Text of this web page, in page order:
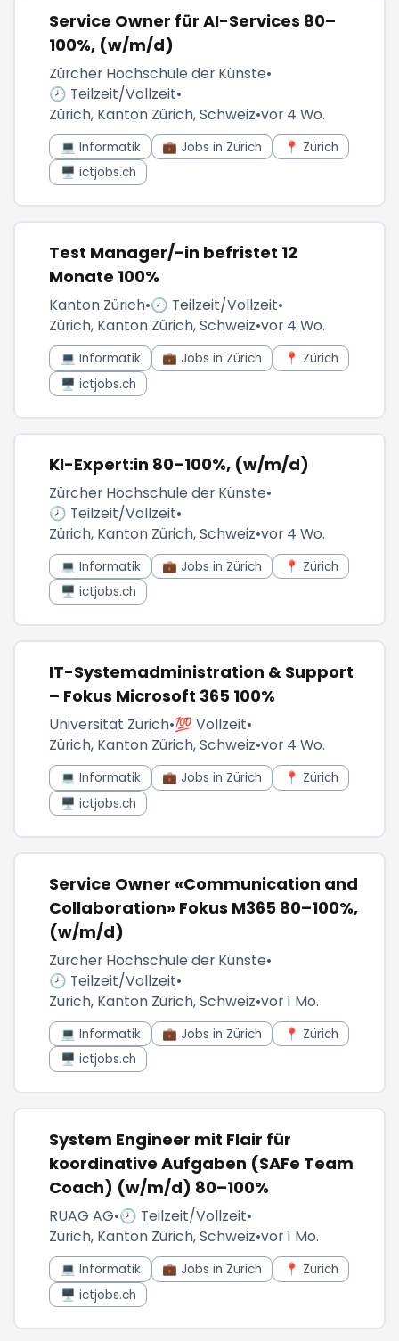
Service Owner für AI-Services 80–
100%, (w/m/d)
Zürcher Hochschule der Künste•
🕗 Teilzeit/Vollzeit•
Zürich, Kanton Zürich, Schweiz•vor 4 Wo.
💻 Informatik 💼 Jobs in Zürich
📍 Zürich
🖥️ ictjobs.ch
Test Manager/-in befristet 12
Monate 100%
Kanton Zürich•🕗 Teilzeit/Vollzeit•
Zürich, Kanton Zürich, Schweiz•vor 4 Wo.
💻 Informatik 💼 Jobs in Zürich
📍 Zürich
🖥️ ictjobs.ch
KI-Expert:in 80–100%, (w/m/d)
Zürcher Hochschule der Künste•
🕗 Teilzeit/Vollzeit•
Zürich, Kanton Zürich, Schweiz•vor 4 Wo.
💻 Informatik 💼 Jobs in Zürich
📍 Zürich
🖥️ ictjobs.ch
IT-Systemadministration & Support
– Fokus Microsoft 365 100%
Universität Zürich•💯 Vollzeit•
Zürich, Kanton Zürich, Schweiz•vor 4 Wo.
💻 Informatik 💼 Jobs in Zürich
📍 Zürich
🖥️ ictjobs.ch
Service Owner «Communication and
Collaboration» Fokus M365 80–100%,
(w/m/d)
Zürcher Hochschule der Künste•
🕗 Teilzeit/Vollzeit•
Zürich, Kanton Zürich, Schweiz•vor 1 Mo.
💻 Informatik 💼 Jobs in Zürich
📍 Zürich
🖥️ ictjobs.ch
System Engineer mit Flair für
koordinative Aufgaben (SAFe Team
Coach) (w/m/d) 80–100%
RUAG AG•🕗 Teilzeit/Vollzeit•
Zürich, Kanton Zürich, Schweiz•vor 1 Mo.
💻 Informatik 💼 Jobs in Zürich
📍 Zürich
🖥️ ictjobs.ch